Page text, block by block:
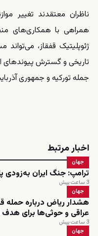
ناظران معتقدند تغییر
همراهی با همکاری‌های
ژئوپلیتیک قفقاز،
تاریخی و گسترش پیوندهای
جمله تورکیه و جمهوری
اخبار مرتبط
جهان
ترامپ: جنگ ایران به‌زودی
3 ساعت پیش
جهان
هشدار ریاض درباره حمله
عراقی و حوثی‌ها برای هدف
3 ساعت پیش
جهان